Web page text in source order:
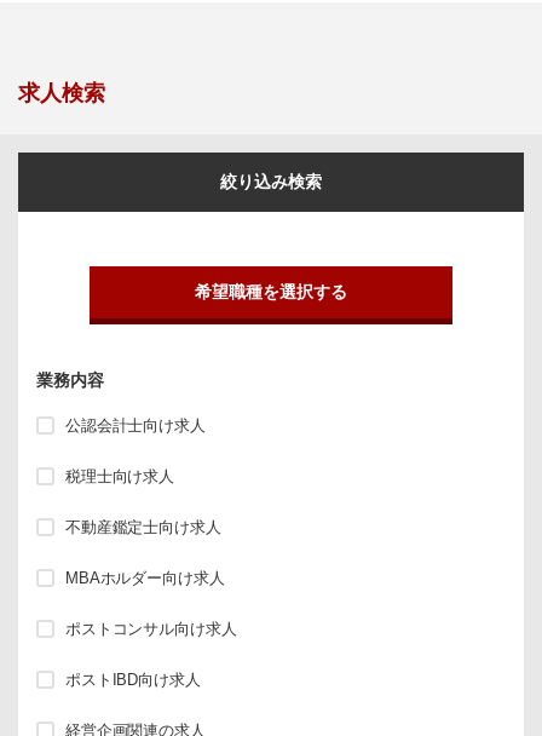
求人検索
絞り込み検索
希望職種を選択する
業務内容
公認会計士向け求人
税理士向け求人
不動産鑑定士向け求人
MBAホルダー向け求人
ポストコンサル向け求人
ポストIBD向け求人
経営企画関連の求人